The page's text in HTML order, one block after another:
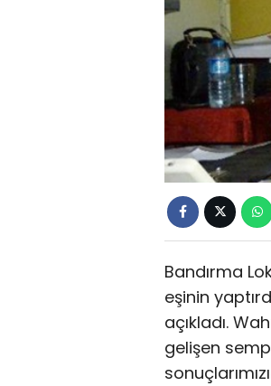
Bandırma
eşinin
açıkladı.
gelişen